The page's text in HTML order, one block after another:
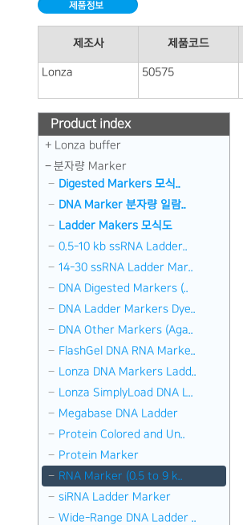
제조사 제품코드
Lonza 50575
Product index
Lonza buffer
분자량 Marker
Digested Markers 모식..
DNA Marker 분자량 일람..
Ladder Makers 모식도
0.5-10 kb ssRNA Ladder..
14-30 ssRNA Ladder Mar..
DNA Digested Markers (..
DNA Ladder Markers Dye..
DNA Other Markers (Aga..
FlashGel DNA RNA Marke..
Lonza DNA Markers Ladd..
Lonza SimplyLoad DNA L..
Megabase DNA Ladder
Protein Colored and Un..
Protein Marker
RNA Marker (0.5 to 9 k..
siRNA Ladder Marker
Wide-Range DNA Ladder ..